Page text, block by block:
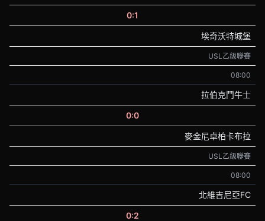
0:1
埃奇沃特城堡
USL乙級聯賽
08:00
拉伯克鬥牛士
0:0
麥金尼卓柏卡布拉
USL乙級聯賽
08:00
北維吉尼亞FC
0:2